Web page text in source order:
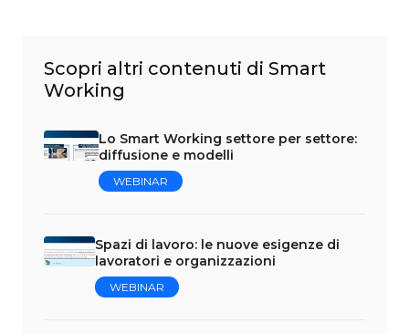
Scopri altri contenuti di Smart
Working
Lo Smart Working settore per settore:
diffusione e modelli
WEBINAR
Spazi di lavoro: le nuove esigenze di
lavoratori e organizzazioni
WEBINAR